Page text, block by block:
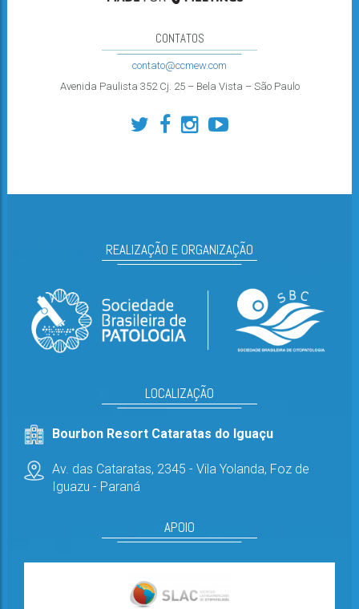
CONTATOS
contato@ccmew.com
Avenida Paulista 352 Cj. 25 – Bela Vista – São Paulo
REALIZAÇÃO E ORGANIZAÇÃO
LOCALIZAÇÃO
Bourbon Resort Cataratas do Iguaçu
Av. das Cataratas, 2345 - Vila Yolanda, Foz de
Iguazu - Paraná
APOIO